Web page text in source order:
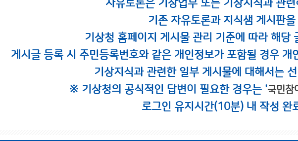
자유토론은 기상업무 또는 기상지식과 관
기존 자유토론과 지식샘 게시판
기상청 홈페이지 게시물 관리 기준에 따라 해당
게시글 등록 시 주민등록번호와 같은 개인정보가 포함될 경우
기상지식과 관련한 일부 게시물에 대해서는
※ 기상청의 공식적인 답변이 필요한 경우는 '국민참
로그인 유지시간(10분) 내 작성 완